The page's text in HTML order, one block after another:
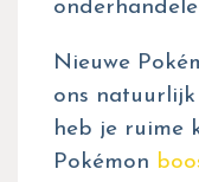
Nieuwe
ons natuurlijk
heb je ruime
Pokémon